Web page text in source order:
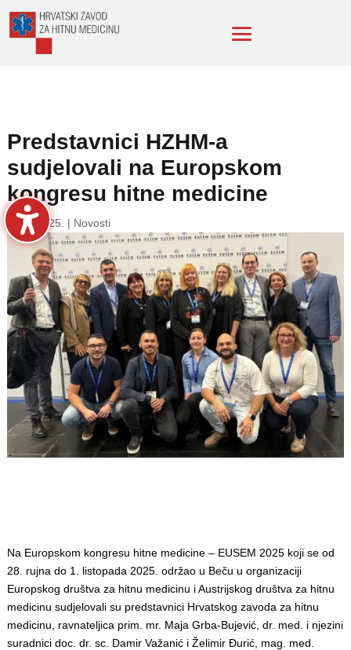
Predstavnici HZHM-a
sudjelovali na Europskom
kongresu hitne medicine
2. lis. 2025. | Novosti
Na Europskom kongresu hitne medicine – EUSEM 2025 koji se od
28. rujna do 1. listopada 2025. održao u Beču u organizaciji
Europskog društva za hitnu medicinu i Austrijskog društva za hitnu
medicinu sudjelovali su predstavnici Hrvatskog zavoda za hitnu
medicinu, ravnateljica prim. mr. Maja Grba-Bujević, dr. med. i njezini
suradnici doc. dr. sc. Damir Važanić i Želimir Đurić, mag. med.